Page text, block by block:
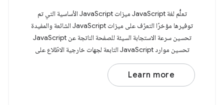
تعلُّم لغة JavaScript ميزات JavaScript الأساسية التي تم
توفيرها مؤخرًا التعرّف على ميزات JavaScript الشائعة والمفيدة
تحسين سرعة الاستجابة السيئة للصفحة الناتجة عن JavaScript
تحسين موارد JavaScript التابعة لجهات خارجية الاطّلاع على
أنماط JavaScript
Learn more